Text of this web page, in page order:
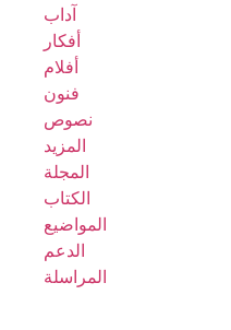
آداب
أفكار
أفلام
فنون
نصوص
المزيد
المجلة
الكتاب
المواضيع
الدعم
المراسلة